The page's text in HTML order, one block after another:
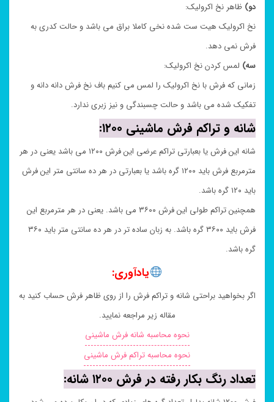
دو) ظاهر نخ اکرولیک:
نخ اکرولیک هیت ست شده نخی کاملا براق می باشد و حالت کدری به
فرش نمی دهد.
سه) لمس کردن نخ اکرولیک:
زمانی که فرش با نخ اکرولیک را لمس می کنیم باف نخ فرش دانه دانه و
تفکیک شده می باشد و حالت چسبندگی و نیز زبری ندارد.
شانه و تراکم فرش ماشینی ۱۲۰۰:
شانه این فرش یا بعبارتی تراکم عرضی این فرش ۱۲۰۰ می باشد یعنی در هر
مترمربع فرش باید ۱۲۰۰ گره باشد یا بعبارتی در هر ده سانتی متر این فرش
باید ۱۲۰ گره باشد.
همچنین تراکم طولی این فرش ۳۶۰۰ می باشد. یعنی در هر مترمربع این
فرش باید ۳۶۰۰ گره باشد. به زبان ساده تر در هر ده سانتی متر باید ۳۶۰
گره باشد.
یادآوری:
اگر بخواهید براحتی شانه و تراکم فرش را از روی ظاهر فرش حساب کنید به
مقاله زیر مراجعه نمایید.
نحوه محاسبه شانه فرش ماشینی
نحوه محاسبه تراکم فرش ماشینی
تعداد رنگ بکار رفته در فرش ۱۲۰۰ شانه: